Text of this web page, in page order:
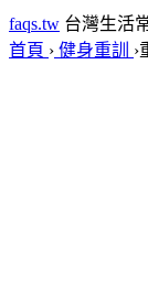
faqs.tw 台灣生活
首頁 › 健身重訓 ›